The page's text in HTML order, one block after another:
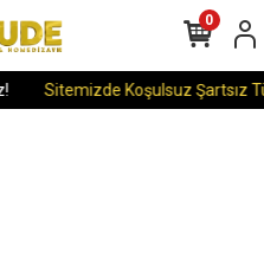
Sitemizde Koşulsuz Şartsız
0